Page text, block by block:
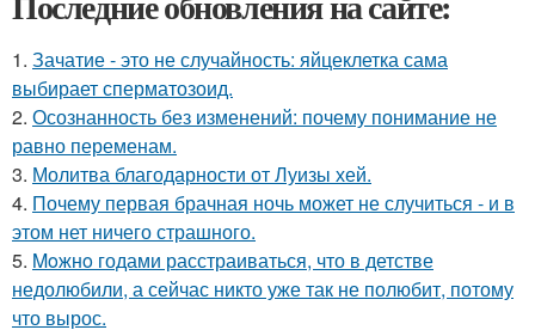
1. Зачатие - это не случайность: яйцеклетка сама
выбирает сперматозоид.
2. Осознанность без изменений: почему понимание не
равно переменам.
3. Молитва благодарности от Луизы хей.
4. Почему первая брачная ночь может не случиться - и в
этом нет ничего страшного.
5. Moжнo годами расстраиваться, что в детстве
недолюбили, а сейчас никто уже так не полюбит, потому
что вырос.